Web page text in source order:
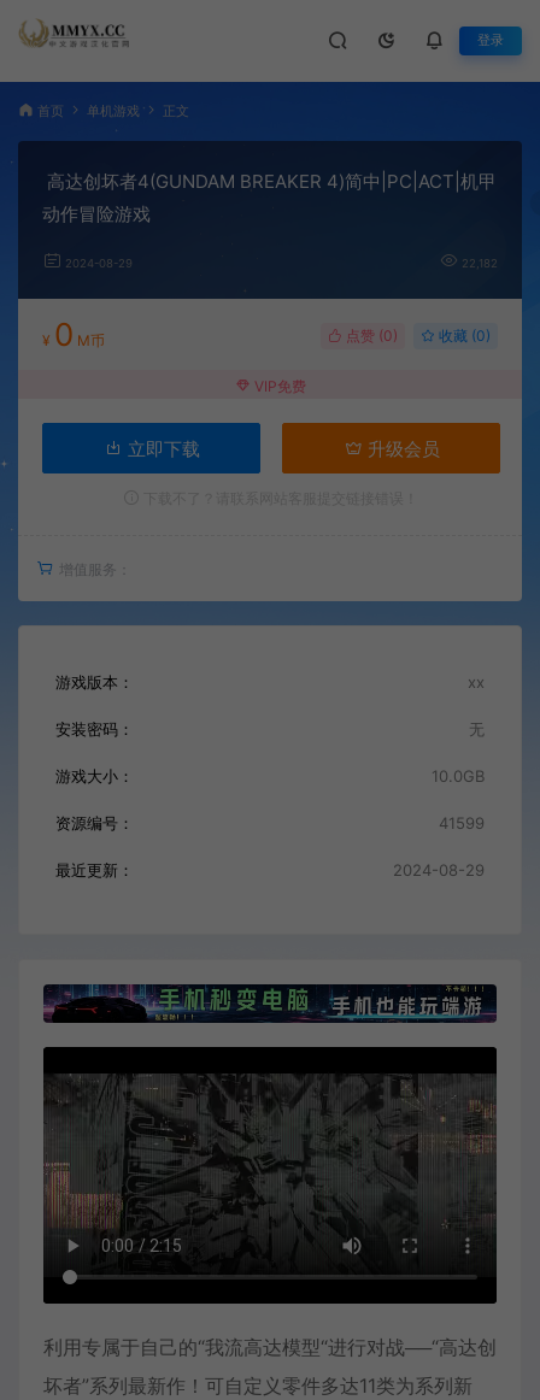
登录
首页 单机游戏 正文
高达创坏者4(GUNDAM BREAKER 4)简中|PC|ACT|机甲
动作冒险游戏
2024-08-29 22,182
¥ 0 M币 点赞 (0) 收藏 (0)
VIP免费
立即下载 升级会员
增值服务：
游戏版本： xx
安装密码： 无
游戏大小： 10.0GB
资源编号： 41599
最近更新： 2024-08-29
利用专属于自己的“我流高达模型“进行对战──“高达创
坏者”系列最新作！可自定义零件多达11类为系列新